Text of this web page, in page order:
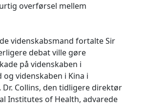
overførsel mellem
videnskabsmand fortalte Sir
debat ville gøre
på videnskaben i
videnskaben i Kina i
Collins, den tidligere direktør
Institutes of Health, advarede